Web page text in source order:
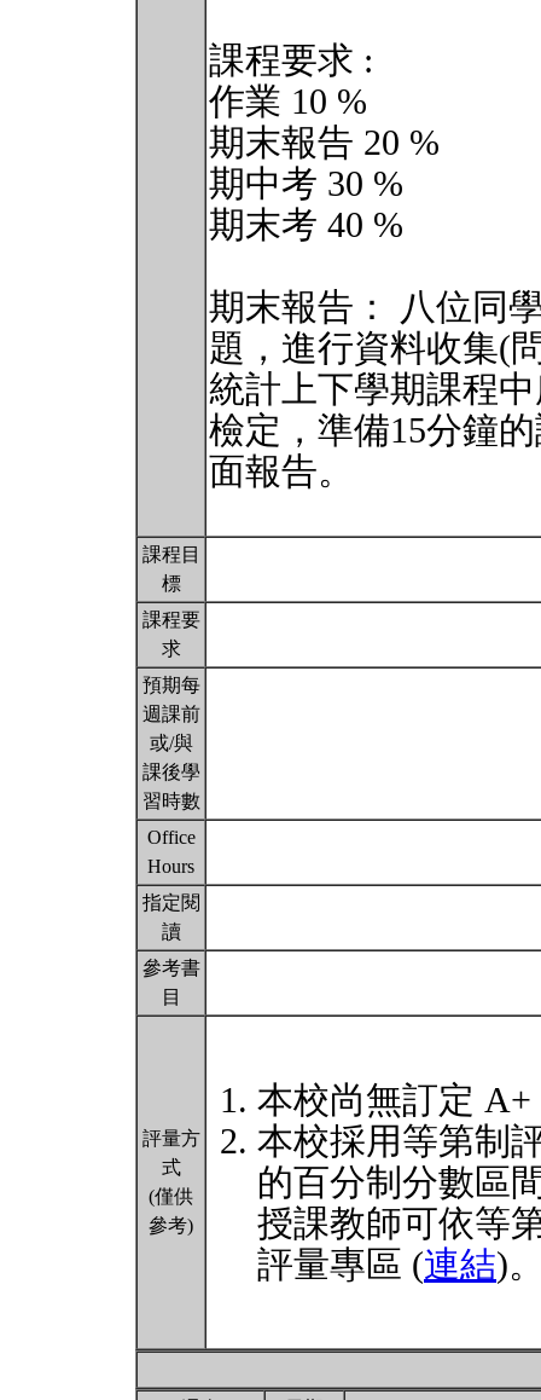
課程要求 :
作業 10 %
期末報告 20 %
期中考 30 %
期末考 40 %
期末報告： 八位同
題，進行資料收集(
統計上下學期課程
檢定，準備15分鐘
面報告。
課程目
標
課程要
求
預期每
週課前
或/與
課後學
習時數
Office
Hours
指定閱
讀
參考書
目
評量方
式
(僅供
參考)
本校尚無訂定
本校採用等第制
的百分制分數區
授課教師可依等
評量專區 (連結)